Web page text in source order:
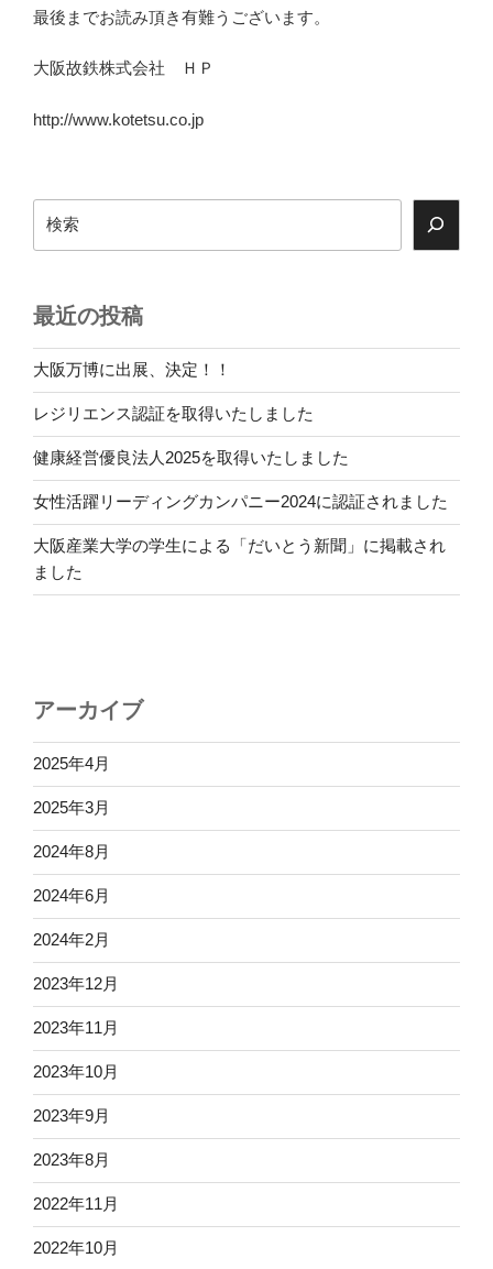
最後までお読み頂き有難うございます。
大阪故鉄株式会社 ＨＰ
http://www.kotetsu.co.jp
最近の投稿
大阪万博に出展、決定！！
レジリエンス認証を取得いたしました
健康経営優良法人2025を取得いたしました
女性活躍リーディングカンパニー2024に認証されました
大阪産業大学の学生による「だいとう新聞」に掲載され
ました
アーカイブ
2025年4月
2025年3月
2024年8月
2024年6月
2024年2月
2023年12月
2023年11月
2023年10月
2023年9月
2023年8月
2022年11月
2022年10月